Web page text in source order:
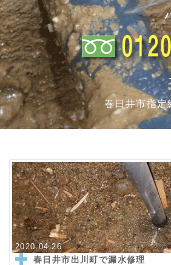
春日井市指定
2020.04.26
春日井市出川町で漏水修理